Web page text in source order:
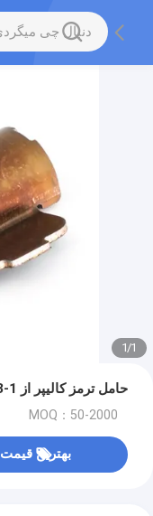
1
/
1
حامل ترمز کالیپر از CZH-3-1
MOQ：50-2000
بهترین قیمت